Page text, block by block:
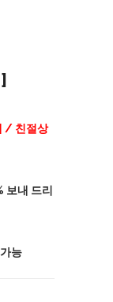
]
/ 친절상
보내 드리
능